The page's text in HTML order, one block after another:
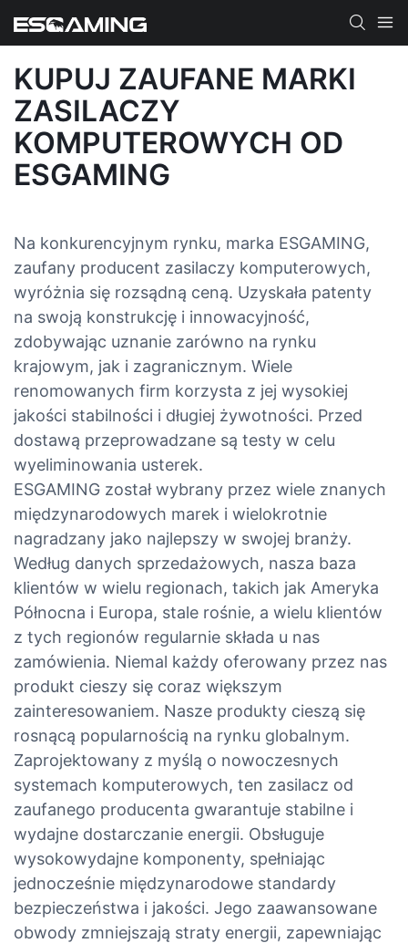
KUPUJ ZAUFANE MARKI
ZASILACZY
KOMPUTEROWYCH OD
ESGAMING
Na konkurencyjnym rynku, marka ESGAMING,
zaufany producent zasilaczy komputerowych,
wyróżnia się rozsądną ceną. Uzyskała patenty
na swoją konstrukcję i innowacyjność,
zdobywając uznanie zarówno na rynku
krajowym, jak i zagranicznym. Wiele
renomowanych firm korzysta z jej wysokiej
jakości stabilności i długiej żywotności. Przed
dostawą przeprowadzane są testy w celu
wyeliminowania usterek.
ESGAMING został wybrany przez wiele znanych
międzynarodowych marek i wielokrotnie
nagradzany jako najlepszy w swojej branży.
Według danych sprzedażowych, nasza baza
klientów w wielu regionach, takich jak Ameryka
Północna i Europa, stale rośnie, a wielu klientów
z tych regionów regularnie składa u nas
zamówienia. Niemal każdy oferowany przez nas
produkt cieszy się coraz większym
zainteresowaniem. Nasze produkty cieszą się
rosnącą popularnością na rynku globalnym.
Zaprojektowany z myślą o nowoczesnych
systemach komputerowych, ten zasilacz od
zaufanego producenta gwarantuje stabilne i
wydajne dostarczanie energii. Obsługuje
wysokowydajne komponenty, spełniając
jednocześnie międzynarodowe standardy
bezpieczeństwa i jakości. Jego zaawansowane
obwody zmniejszają straty energii, zapewniając